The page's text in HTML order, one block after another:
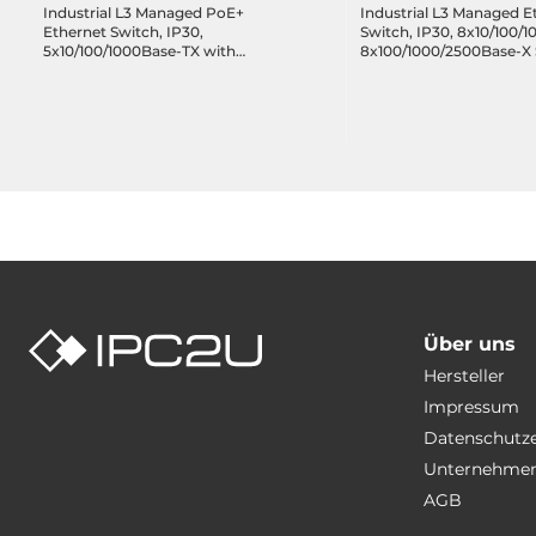
Industrial L3 Managed PoE+
Ethernet Switch, IP30,
5x10/100/1000Base-TX with
Industrial L3 Managed
Switch, IP30, 8x10/100/
8x100/1000/2500Base-X
Über uns
Hersteller
Impressum
AGB